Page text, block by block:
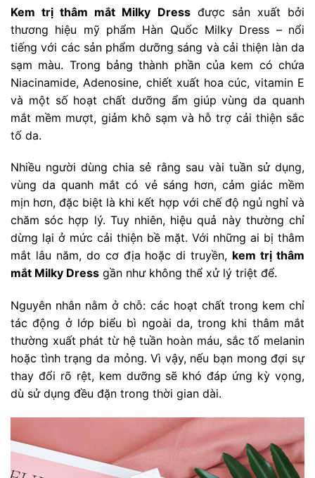
Kem trị thâm mắt Milky Dressđược sản xuất bởi
thương hiệu mỹ phẩm Hàn Quốc Milky Dress – nổi
tiếng với các sản phẩm dưỡng sáng và cải thiện làn da
sạm màu. Trong bảng thành phần của kem có chứa
Niacinamide, Adenosine, chiết xuất hoa cúc, vitamin E
và một số hoạt chất dưỡng ẩm giúp vùng da quanh
mắt mềm mượt, giảm khô sạm và hỗ trợ cải thiện sắc
tố da.
Nhiều người dùng chia sẻ rằng sau vài tuần sử dụng,
vùng da quanh mắt có vẻ sáng hơn, cảm giác mềm
mịn hơn, đặc biệt là khi kết hợp với chế độ ngủ nghỉ và
chăm sóc hợp lý. Tuy nhiên, hiệu quả này thường chỉ
dừng lại ở mức cải thiện bề mặt. Với những ai bị thâm
mắt lâu năm, do cơ địa hoặc di truyền, kem trị thâm
mắt Milky Dress gần như không thể xử lý triệt để.
Nguyên nhân nằm ở chỗ: các hoạt chất trong kem chỉ
tác động ở lớp biểu bì ngoài da, trong khi thâm mắt
thường xuất phát từ hệ tuần hoàn máu, sắc tố melanin
hoặc tình trạng da mỏng. Vì vậy, nếu bạn mong đợi sự
thay đổi rõ rệt, kem dưỡng sẽ khó đáp ứng kỳ vọng,
dù sử dụng đều đặn trong thời gian dài.